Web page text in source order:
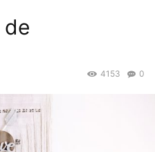
0
4153